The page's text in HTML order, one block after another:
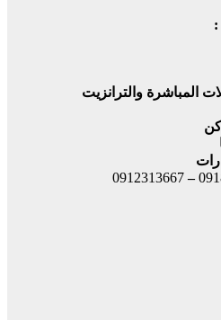
:
المباشرة والترانزيت
–
0912313667